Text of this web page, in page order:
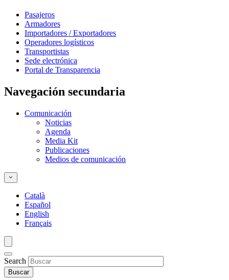
Pasajeros
Armadores
Importadores / Exportadores
Operadores logísticos
Transportistas
Sede electrónica
Portal de Transparencia
Navegación secundaria
Comunicación
Noticias
Agenda
Media Kit
Publicaciones
Medios de comunicación
Català
Español
English
Français
Search